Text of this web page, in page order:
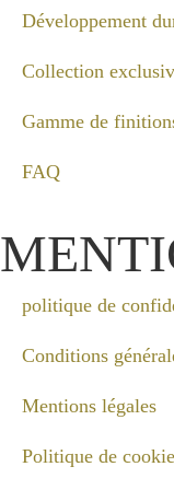
Développement
Collection
Gamme de
FAQ
politique de
Conditions
Mentions légales
Politique de